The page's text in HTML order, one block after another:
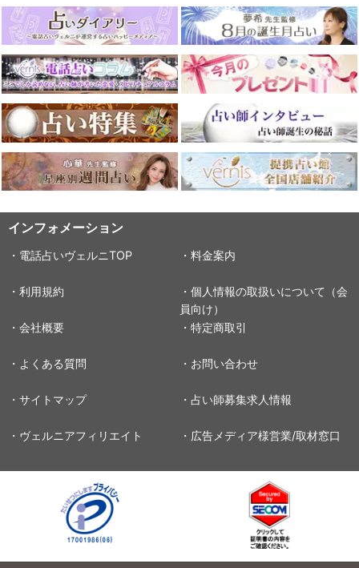
インフォメーション
・電話占いヴェルニTOP ・料金案内
・利用規約
・個人情報の取扱いについて（会
員向け）
・会社概要
・特定商取引
・よくある質問 ・お問い合わせ
・サイトマップ ・占い師募集求人情報
・ヴェルニアフィリエイト ・広告メディア様営業/取材窓口